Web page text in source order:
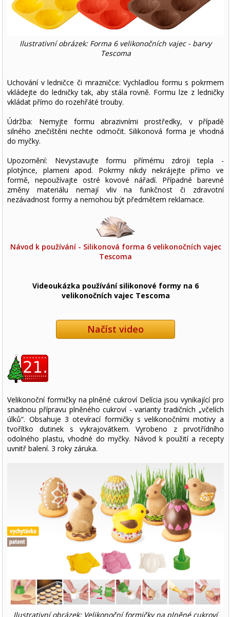
Ilustrativní obrázek: Forma 6 velikonočních vajec - barvy
Tescoma
Uchování v ledničce či mrazničce: Vychladlou formu s pokrmem
vkládejte do ledničky tak, aby stála rovně. Formu lze z ledničky
vkládat přímo do rozehřáté trouby.
Údržba: Nemyjte formu abrazivními prostředky, v případě
silného znečištěni nechte odmočit. Silikonová forma je vhodná
do myčky.
Upozornění: Nevystavujte formu přímému zdroji tepla -
plotýnce, plameni apod. Pokrmy nikdy nekrájejte přímo ve
formě, nepoužívajte ostré kovové nářadí. Případné barevné
změny materiálu nemají vliv na funkčnost či zdravotní
nezávadnost formy a nemohou být předmětem reklamace.
Návod k používání - Silikonová forma 6 velikonočních vajec
Tescoma
Videoukázka používání silikonové formy na 6
velikonočních vajec Tescoma
Načíst video
Velikonoční formičky na plněné cukroví Delícia jsou vynikající pro
snadnou přípravu plněného cukroví - varianty tradičních „včelích
úlků“. Obsahuje 3 otevírací formičky s velikonočními motivy a
tvořítko dutinek s vykrajovátkem. Vyrobeno z prvotřídního
odolného plastu, vhodné do myčky. Návod k použití a recepty
uvnitř balení. 3 roky záruka.
Ilustrativní obrázek: Velikonoční formičky na plněné cukroví